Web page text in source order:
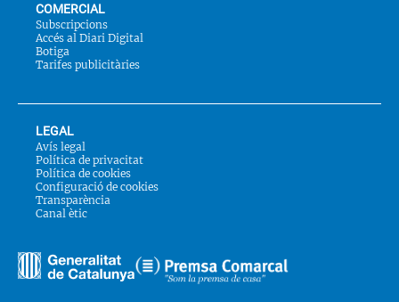
COMERCIAL
Subscripcions
Accés al Diari Digital
Botiga
Tarifes publicitàries
LEGAL
Avís legal
Política de privacitat
Política de cookies
Configuració de cookies
Transparència
Canal ètic